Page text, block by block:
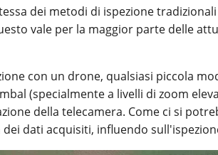
dei metodi di ispezione
vale per la maggior parte delle
con un drone, qualsiasi piccola
(specialmente a livelli di zoom
della telecamera. Come ci si
dei dati acquisiti, influendo